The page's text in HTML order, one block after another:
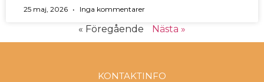
25 maj, 2026 Inga kommentarer
« Föregående Nästa »
KONTAKTINFO